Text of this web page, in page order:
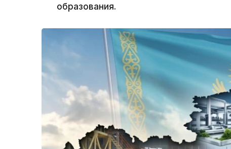
образования.